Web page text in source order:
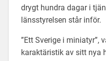
drygt hundra dagar i
länsstyrelsen står inför.
”Ett Sverige i miniatyr”,
karaktäristik av sitt nya